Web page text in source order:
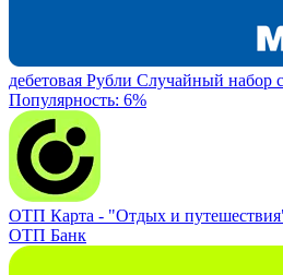
дебетовая Рубли Случайный набор
Популярность: 6%
ОТП Карта - "Отдых и
ОТП Банк